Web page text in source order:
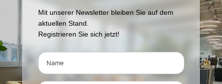
Mit unserer Newsletter bleiben Sie auf dem
aktuellen Stand.
Registrieren Sie sich jetzt!